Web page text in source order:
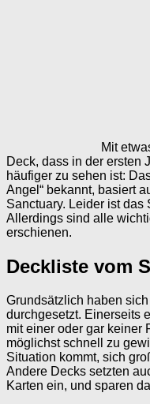
Mit
Deck, dass in der ersten
häufiger zu sehen ist:
Angel“ bekannt, basiert
Sanctuary. Leider ist das
Allerdings sind alle
erschienen.
Deckliste vom
Grundsätzlich haben
durchgesetzt. Einerseits
mit einer oder gar keiner
möglichst schnell zu
Situation kommt, sich
Andere Decks setzten
Karten ein, und sparen